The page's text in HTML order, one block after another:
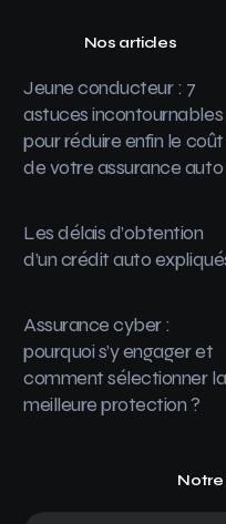
Nos articles
Jeune conducteur : 7
astuces incontournables
pour réduire enfin le coût
de votre assurance auto
Les délais d’obtention
d’un crédit auto
Assurance cyber :
pourquoi s’y engager et
comment sélectionner la
meilleure protection ?
Notre